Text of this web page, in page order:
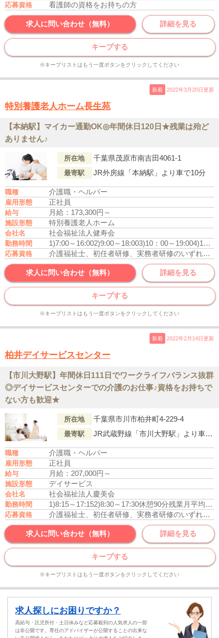
応募資格 看護師の資格をお持ちの方
求人に問い合わせ（無料） 詳細を見る
キープする
※キープリストはもう一度ボタンをクリックしてください
新着 2022年3月20日更新
特別養護老人ホーム長生苑
【本納駅】マイカー通勤OK◎年間休日120日★残業は殆ど
ありません♪
所在地 千葉県茂原市南吉田4061-1
最寄駅 JR外房線「本納駅」より車で10分
職種 介護職・ヘルパー
雇用形態 正社員
給与 月給：173,300円～
施設形態 特別養護老人ホーム
会社名 社会福祉法人健寿会
勤務時間 1)7:00～16:002)9:00～18:003)10：00～19:004)17：00～翌9:30
応募資格 介護福祉士、初任者研修、実務者研修のいずれかの資格をお持ちの方
求人に問い合わせ（無料） 詳細を見る
キープする
※キープリストはもう一度ボタンをクリックしてください
新着 2022年2月14日更新
柏井デイサービスセンター
【市川大野駅】年間休日111日でワークライフバランス抜群
◎デイサービスセンターでの介護のお仕事♪資格をお持ちで
ない方も歓迎★
所在地 千葉県市川市柏井町4-229-4
最寄駅 JR武蔵野線「市川大野駅」より車で6分
職種 介護職・ヘルパー
雇用形態 正社員
給与 月給：207,000円～
施設形態 デイサービス
会社名 社会福祉法人慶美会
勤務時間 1)8:15～17:152)8:30～17:30休憩90分残業月平均10時間
応募資格 介護福祉士、初任者研修、実務者研修のいずれかの資格をお持ちの方
求人に問い合わせ（無料） 詳細を見る
キープする
※キープリストはもう一度ボタンをクリックしてください
求人探しにお困りですか？
高給与・託児所付・土日休みなど応募殺到の人気求人の一部
は非公開です。専任のアドバイザーが公開することの出来な